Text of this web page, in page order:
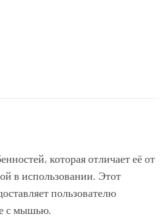
которая отличает её от
в использовании. Этот
пользователю
с мышью.